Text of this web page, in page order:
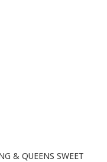
& QUEENS SWEET